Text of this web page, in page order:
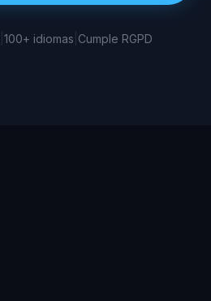
100+ idiomas Cumple RGPD